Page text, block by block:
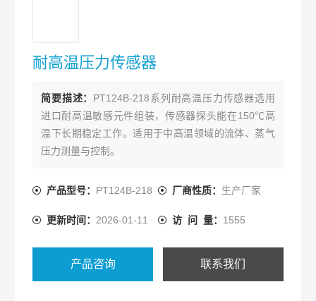
耐高温压力传感器
简要描述： PT124B-218系列耐高温压力传感器选用
进口耐高温敏感元件组装，传感器探头能在150℃高
温下长期稳定工作。适用于中高温领域的流体、蒸气
压力测量与控制。
产品型号： PT124B-218 厂商性质： 生产厂家
更新时间： 2026-01-11 访 问 量： 1555
产品咨询 联系我们